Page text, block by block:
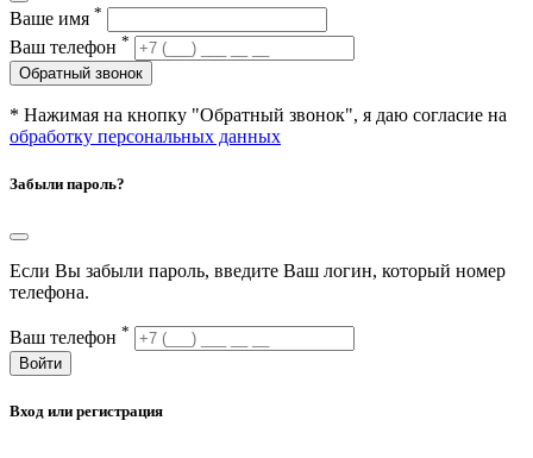
Ваше имя *
Ваш телефон *
Обратный звонок
* Нажимая на кнопку "Обратный звонок", я даю согласие на
обработку персональных данных
Забыли пароль?
Если Вы забыли пароль, введите Ваш логин, который номер
телефона.
Ваш телефон *
Войти
Вход или регистрация